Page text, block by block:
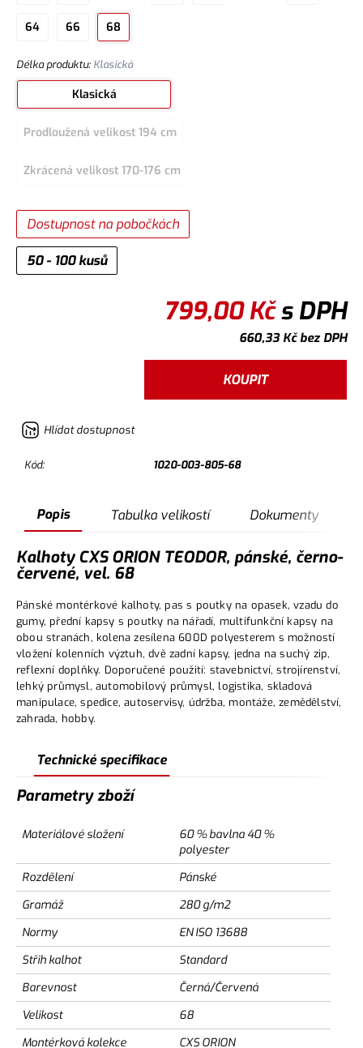
64 66 68
Délka produktu: Klasická
Klasická
Prodloužená velikost 194 cm
Zkrácená velikost 170-176 cm
50 - 100 kusů
Dostupnost na pobočkách
799,00Kčs DPH
660,33Kčbez DPH
KOUPIT
Hlídat dostupnost
Kód: 1020-003-805-68
Popis Tabulka velikostí Dokumenty
Kalhoty CXS ORION TEODOR, pánské, černo-
červené, vel. 68
Pánské montérkové kalhoty, pas s poutky na opasek, vzadu do
gumy, přední kapsy s poutky na nářadí, multifunkční kapsy na
obou stranách, kolena zesílena 600D polyesterem s možností
vložení kolenních výztuh, dvě zadní kapsy, jedna na suchý zip,
reflexní doplňky. Doporučené použití: stavebnictví, strojírenství,
lehký průmysl, automobilový průmysl, logistika, skladová
manipulace, spedice, autoservisy, údržba, montáže, zemědělství,
zahrada, hobby.
Technické specifikace
Parametry zboží
Materiálové složení
60 % bavlna 40 %
polyester
Rozdělení
Pánské
Gramáž
280 g/m2
Normy
EN ISO 13688
Střih kalhot
Standard
Barevnost
Černá/Červená
Velikost
68
Montérková kolekce
CXS ORION